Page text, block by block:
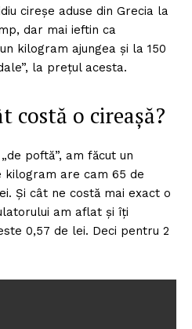
cireşe aduse din Grecia la
dar mai ieftin ca
kilogram ajungea şi la 150
la preţul acesta.
costă o cireaşă?
poftă”, am făcut un
kilogram are cam 65 de
Şi cât ne costă mai exact o
am aflat şi îţi
0,57 de lei. Deci pentru 2